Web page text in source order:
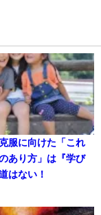
服に向けた「これ
あり方」は『学び
はない！